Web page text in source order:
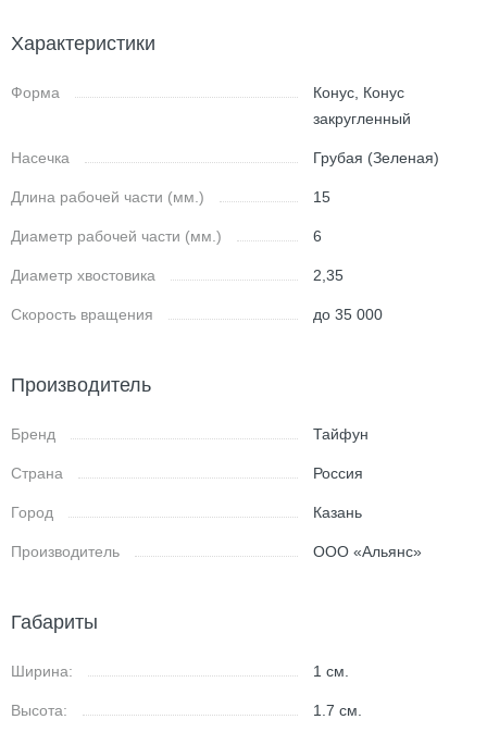
Характеристики
Форма
Конус, Конус
закругленный
Насечка Грубая (Зеленая)
Длина рабочей части (мм.) 15
Диаметр рабочей части (мм.) 6
Диаметр хвостовика 2,35
Скорость вращения до 35 000
Производитель
Бренд Тайфун
Страна Россия
Город Казань
Производитель ООО «Альянс»
Габариты
Ширина: 1см.
Высота: 1.7см.